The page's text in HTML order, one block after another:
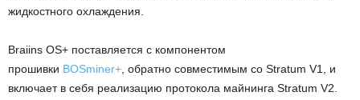
жидкостного охлаждения.
Braiins OS+ поставляется с компонентом
прошивки BOSminer+, обратно совместимым со Stratum V1, и
включает в себя реализацию протокола майнинга Stratum V2.